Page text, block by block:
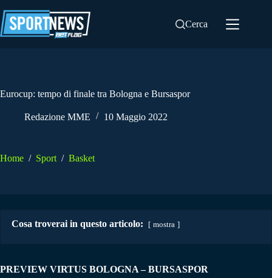
al
contenuto
Cerca
Eurocup: tempo di finale tra Bologna e Bursaspor
Redazione MME 10 Maggio 2022
Home / Sport / Basket
Cosa troverai in questo articolo: mostra
PREVIEW VIRTUS BOLOGNA – BURSASPOR